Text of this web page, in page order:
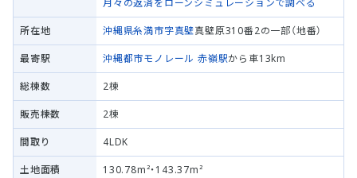
月々の返済をローンシミュレーションで調べる
所在地 沖縄県糸満市字真壁真壁原310番2の一部（地番）
最寄駅 沖縄都市モノレール 赤嶺駅から車13km
総棟数 2棟
販売棟数 2棟
間取り 4LDK
土地面積 130.78m²・143.37m²